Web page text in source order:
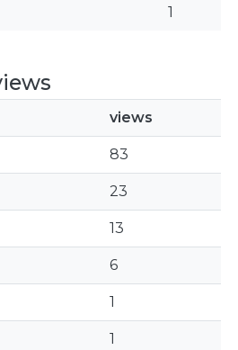
1
views
83
23
13
6
1
1